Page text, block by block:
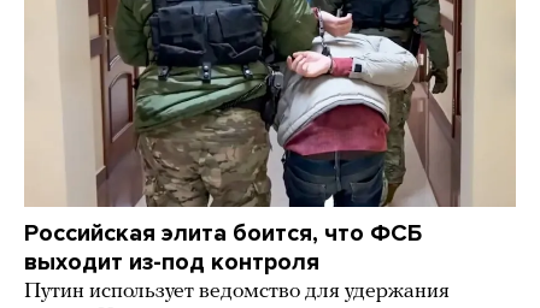
Российская элита боится, что ФСБ
выходит из-под контроля
Путин использует ведомство для удержания